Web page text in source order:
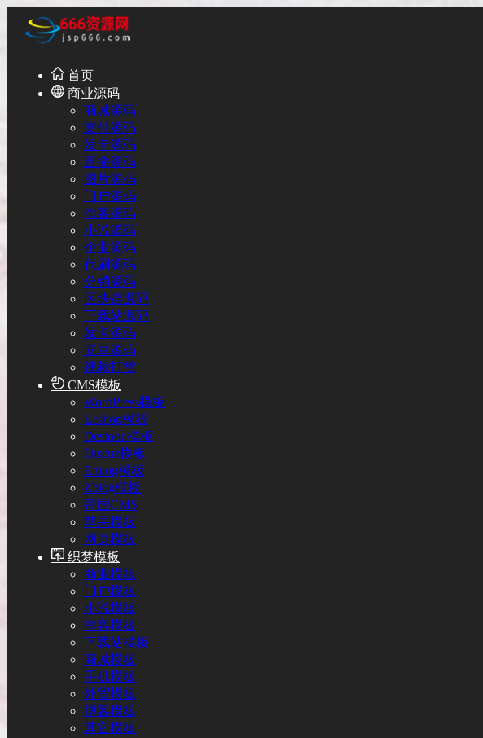
首页
商业源码
商城源码
支付源码
发卡源码
直播源码
图片源码
门户源码
淘客源码
小说源码
企业源码
代刷源码
分销源码
区块链源码
下载站源码
发卡源码
安卓源码
视频打赏
CMS模板
WordPress模板
Ecshop模板
Destoon模板
Discuz模板
Emlog模板
Zblog模板
帝国CMS
苹果模板
网页模板
织梦模板
商业模板
门户模板
小说模板
淘客模板
下载站模板
商城模板
手机模板
外贸模板
博客模板
其它模板